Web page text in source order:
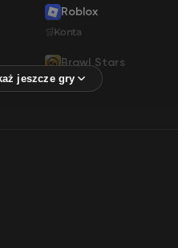
Roblox
🛒Konta
Brawl Stars
🛒Konta